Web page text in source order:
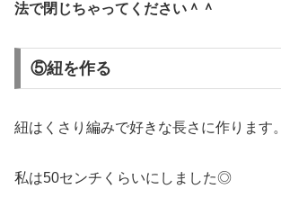
法で閉じちゃってください＾＾
⑤紐を作る
紐はくさり編みで好きな長さに作ります。
私は50センチくらいにしました◎